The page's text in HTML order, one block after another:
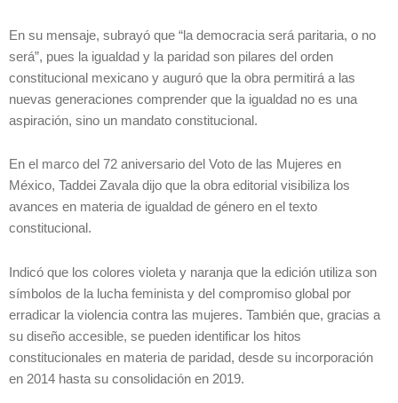
En su mensaje, subrayó que “la democracia será paritaria, o no
será”, pues la igualdad y la paridad son pilares del orden
constitucional mexicano y auguró que la obra permitirá a las
nuevas generaciones comprender que la igualdad no es una
aspiración, sino un mandato constitucional.
En el marco del 72 aniversario del Voto de las Mujeres en
México, Taddei Zavala dijo que la obra editorial visibiliza los
avances en materia de igualdad de género en el texto
constitucional.
Indicó que los colores violeta y naranja que la edición utiliza son
símbolos de la lucha feminista y del compromiso global por
erradicar la violencia contra las mujeres. También que, gracias a
su diseño accesible, se pueden identificar los hitos
constitucionales en materia de paridad, desde su incorporación
en 2014 hasta su consolidación en 2019.